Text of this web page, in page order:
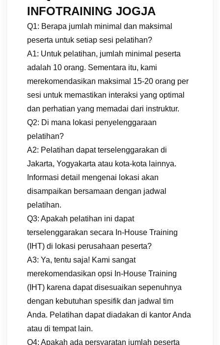
INFOTRAINING JOGJA
Q1: Berapa jumlah minimal dan maksimal
peserta untuk setiap sesi pelatihan?
A1: Untuk pelatihan, jumlah minimal peserta
adalah 10 orang. Sementara itu, kami
merekomendasikan maksimal 15-20 orang per
sesi untuk memastikan interaksi yang optimal
dan perhatian yang memadai dari instruktur.
Q2: Di mana lokasi penyelenggaraan
pelatihan?
A2: Pelatihan dapat terselenggarakan di
Jakarta, Yogyakarta atau kota-kota lainnya.
Informasi detail mengenai lokasi akan
disampaikan bersamaan dengan jadwal
pelatihan.
Q3: Apakah pelatihan ini dapat
terselenggarakan secara In-House Training
(IHT) di lokasi perusahaan peserta?
A3: Ya, tentu saja! Kami sangat
merekomendasikan opsi In-House Training
(IHT) karena dapat disesuaikan sepenuhnya
dengan kebutuhan spesifik dan jadwal tim
Anda. Pelatihan dapat diadakan di kantor Anda
atau di tempat lain.
Q4: Apakah ada persyaratan jumlah peserta